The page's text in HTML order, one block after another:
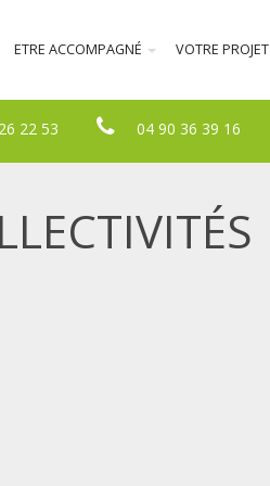
ETRE ACCOMPAGNÉ VOTRE PROJET
22 53 04 90 36 39 16